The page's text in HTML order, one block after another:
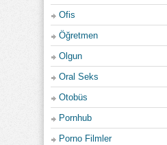
Ofis
Öğretmen
Olgun
Oral Seks
Otobüs
Pornhub
Porno Filmler